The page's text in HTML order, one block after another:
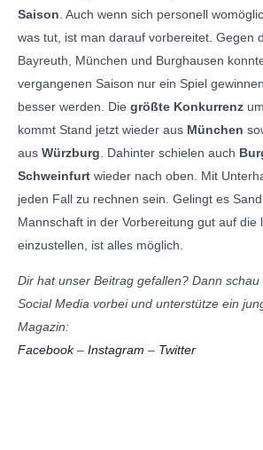
Saison . Auch wenn sich personell
was tut, ist man darauf vorbereitet. Gegen
Bayreuth, München und Burghausen
vergangenen Saison nur ein Spiel
besser werden. Die größte Konkurrenz
kommt Stand jetzt wieder aus München
aus Würzburg . Dahinter schielen auch
Schweinfurt wieder nach oben. Mit
jeden Fall zu rechnen sein. Gelingt es
Mannschaft in der Vorbereitung gut auf die
einzustellen, ist alles möglich.
Dir hat unser Beitrag gefallen? Dann
Social Media vorbei und unterstütze ein
Magazin:
Facebook– Instagram – Twitter